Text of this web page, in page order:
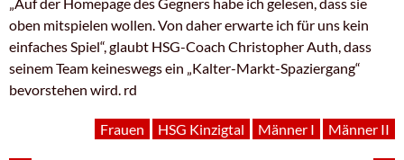
oben mitspielen wollen. Von daher erwarte ich für uns kein
einfaches Spiel“, glaubt HSG-Coach Christopher Auth, dass
seinem Team keineswegs ein „Kalter-Markt-Spaziergang“
bevorstehen wird. rd
Frauen HSG Kinzigtal Männer I Männer II